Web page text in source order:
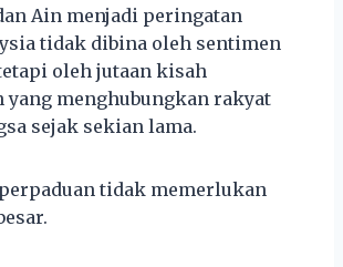
Ain menjadi peringatan
tidak dibina oleh sentimen
oleh jutaan kisah
yang menghubungkan rakyat
sejak sekian lama.
tidak memerlukan